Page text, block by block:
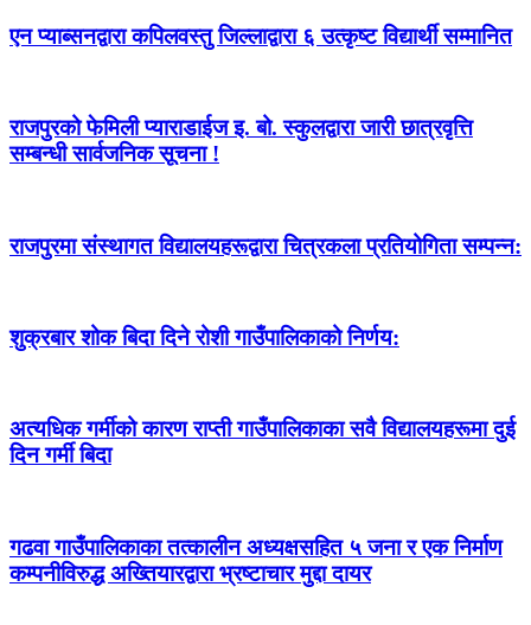
एन प्याब्सनद्वारा कपिलवस्तु जिल्लाद्वारा ६ उत्कृष्ट विद्यार्थी सम्मानित
राजपुरको फेमिली प्याराडाईज इ. बो. स्कुलद्वारा जारी छात्रवृत्ति
सम्बन्धी सार्वजनिक सूचना !
राजपुरमा संस्थागत विद्यालयहरूद्वारा चित्रकला प्रतियोगिता सम्पन्न:
शुक्रबार शोक बिदा दिने रोशी गाउँपालिकाको निर्णय:
अत्यधिक गर्मीको कारण राप्ती गाउँपालिकाका सवै विद्यालयहरूमा दुई
दिन गर्मी बिदा
गढवा गाउँपालिकाका तत्कालीन अध्यक्षसहित ५ जना र एक निर्माण
कम्पनीविरुद्ध अख्तियारद्वारा भ्रष्टाचार मुद्दा दायर